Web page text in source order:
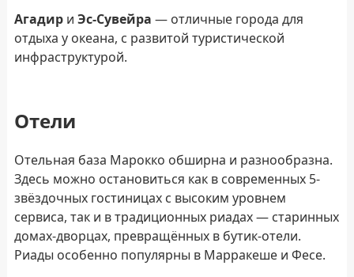
Агадири Эс-Сувейра — отличные города для
отдыха у океана, с развитой туристической
инфраструктурой.
Отели
Отельная база Марокко обширна и разнообразна.
Здесь можно остановиться как в современных 5-
звёздочных гостиницах с высоким уровнем
сервиса, так и в традиционных риадах — старинных
домах-дворцах, превращённых в бутик-отели.
Риады особенно популярны в Марракеше и Фесе.